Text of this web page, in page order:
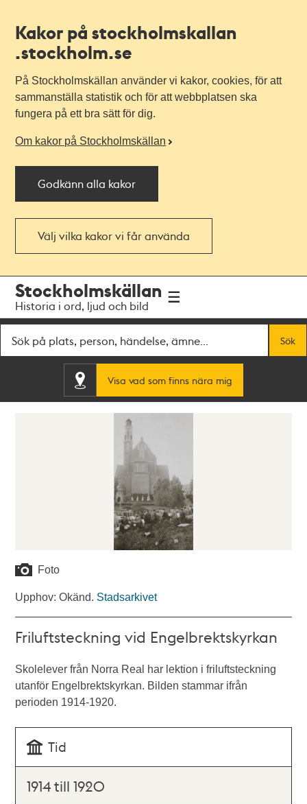
Kakor på stockholmskallan
.stockholm.se
På Stockholmskällan använder vi kakor, cookies, för att
sammanställa statistik och för att webbplatsen ska
fungera på ett bra sätt för dig.
Om kakor på Stockholmskällan
Godkänn alla kakor
Välj vilka kakor vi får använda
navigationen
huvudinnehållet
Stockholmskällan
Historia i ord, ljud och bild
Sök
Visa vad som finns nära mig
Foto
Upphov: Okänd. Stadsarkivet
Friluftsteckning vid Engelbrektskyrkan
Skolelever från Norra Real har lektion i friluftsteckning
utanför Engelbrektskyrkan. Bilden stammar ifrån
perioden 1914-1920.
Tid
1914 till 1920